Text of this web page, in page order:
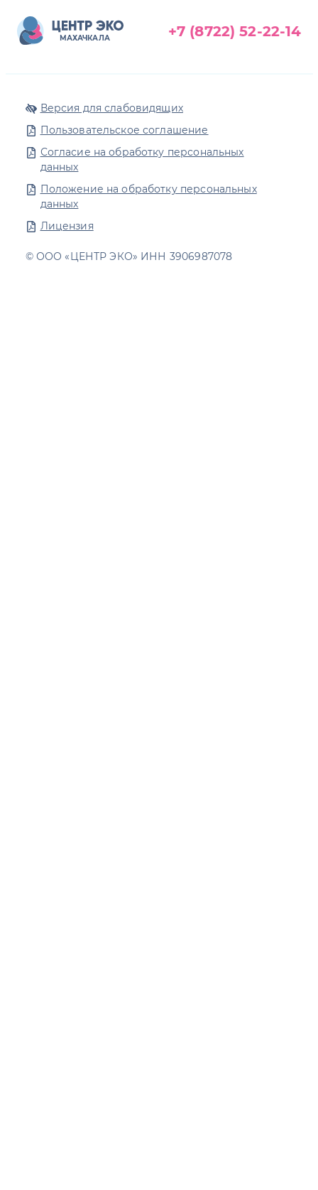
МАХАЧКАЛА +7 (8722) 52-22-14
Версия для слабовидящих
Пользовательское соглашение
Согласие на обработку персональных
данных
Положение на обработку персональных
данных
Лицензия
© ООО «ЦЕНТР ЭКО» ИНН 3906987078